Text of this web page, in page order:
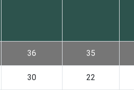
36 35
30 22